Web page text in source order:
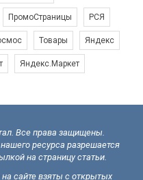
ПромоСтраницы РСЯ
Товары Яндекс
Яндекс.Маркет
Все права защищены.
ресурса разрешается
на страницу статьи.
сайте взяты с открытых